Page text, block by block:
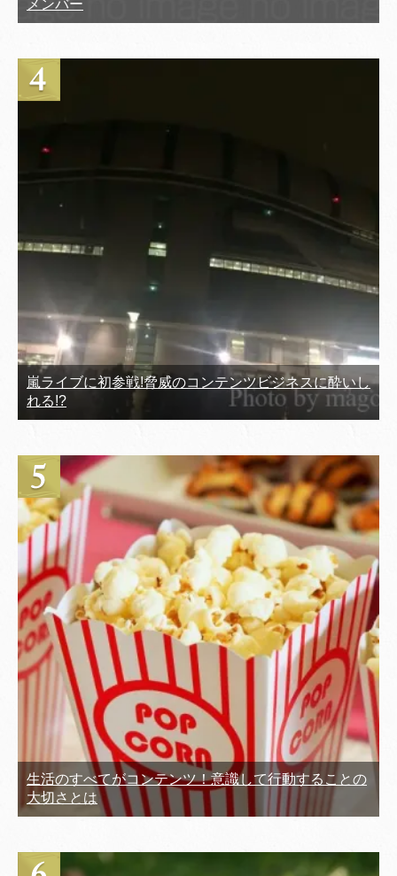
メンバー
嵐ライブに初参戦!脅威のコンテンツビジネスに酔いし
れる!?
生活のすべてがコンテンツ！意識して行動することの
大切さとは